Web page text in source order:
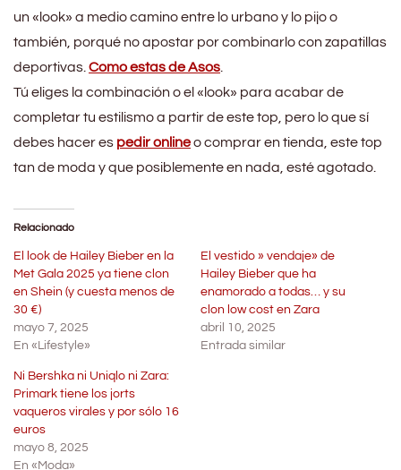
un «look» a medio camino entre lo urbano y lo pijo o
también, porqué no apostar por combinarlo con zapatillas
deportivas. Como estas de Asos
Tú eliges la combinación o el «look» para acabar de
completar tu estilismo a partir de este top, pero lo que sí
debes hacer es pedir onlineo comprar en tienda, este top
tan de moda y que posiblemente en nada, esté agotado.
Relacionado
El look de Hailey Bieber en la
Met Gala 2025 ya tiene clon
en Shein (y cuesta menos de
30 €)
mayo 7, 2025
En «Lifestyle»
El vestido » vendaje» de
Hailey Bieber que ha
enamorado a todas… y su
clon low cost en Zara
abril 10, 2025
Entrada similar
Ni Bershka ni Uniqlo ni Zara:
Primark tiene los jorts
vaqueros virales y por sólo 16
euros
mayo 8, 2025
En «Moda»